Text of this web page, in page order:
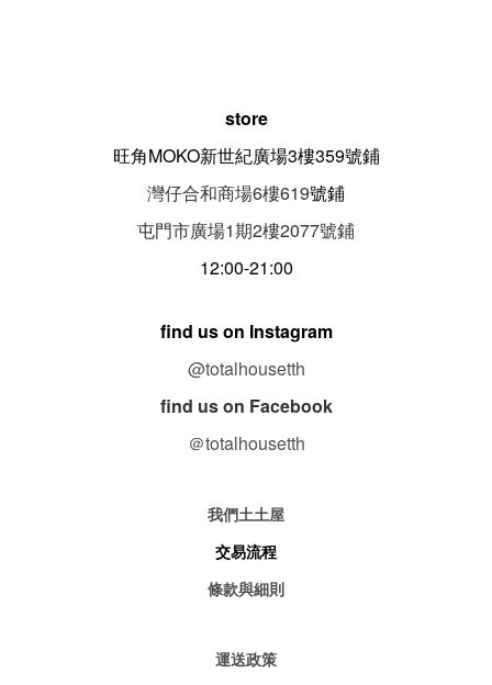
store
旺角MOKO新世紀廣場3樓359號鋪
灣仔合和商場6樓619號鋪
屯門市廣場1期2樓2077號鋪
12:00-21:00
find us on Instagram
@totalhousetth
find us on Facebook
＠totalhousetth
我們土土屋
交易流程
條款與細則
運送政策